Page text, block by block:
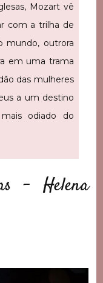
Mozart vê
com a trilha de
mundo, outrora
em uma trama
das mulheres
a um destino
odiado do
– Helena